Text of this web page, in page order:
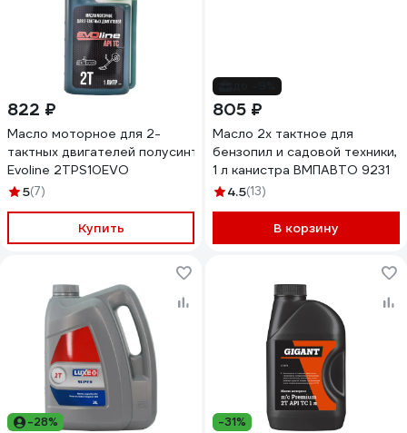
822 ₽
Масло моторное для 2-
тактных двигателей полусинтетическое API TC
Evoline 2TPS10EVO
5(7)
Купить
805 ₽
Масло 2х тактное для
бензопил и садовой техники,
1 л канистра ВМПАВТО 9231
4.5(13)
В корзину
-28% -31%